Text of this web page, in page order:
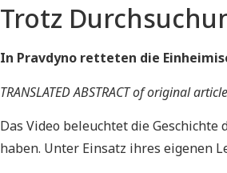
Trotz
In Pravdyno retteten die
TRANSLATED ABSTRACT of original
Das Video beleuchtet die
haben. Unter Einsatz ihres eigenen